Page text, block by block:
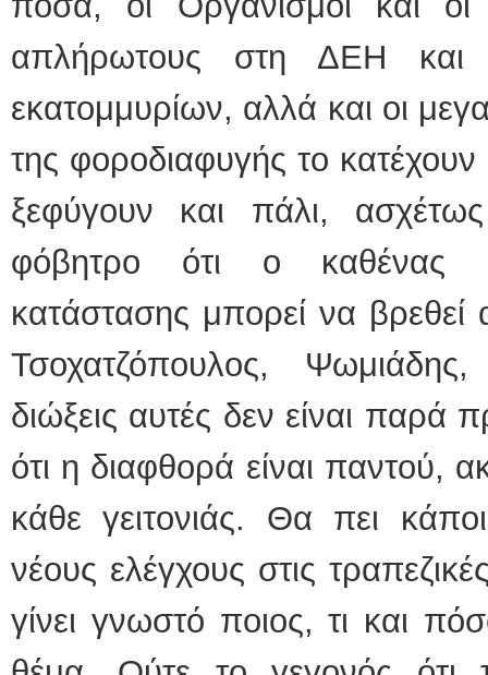
απλήρωτους στη ΔΕΗ και
εκατομμυρίων, αλλά και οι
της φοροδιαφυγής το
ξεφύγουν και πάλι,
φόβητρο ότι ο καθένας
κατάστασης μπορεί να
Τσοχατζόπουλος,
διώξεις αυτές δεν είναι παρά
ότι η διαφθορά είναι παντού,
κάθε γειτονιάς. Θα πει
νέους ελέγχους στις
γίνει γνωστό ποιος, τι και